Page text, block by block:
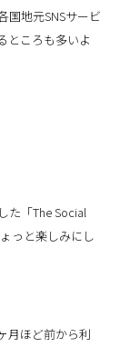
国地元SNSサービ
ところも多いよ
た「The Social
っと楽しみにし
月ほど前から利